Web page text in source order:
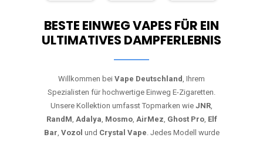
BESTE EINWEG VAPES FÜR EIN
ULTIMATIVES DAMPFERLEBNIS
Willkommen bei Vape Deutschland, Ihrem
Spezialisten für hochwertige Einweg E-Zigaretten.
Unsere Kollektion umfasst Topmarken wie JNR,
RandM, Adalya, Mosmo, AirMez, Ghost Pro, Elf
Bar, Vozol und Crystal Vape. Jedes Modell wurde